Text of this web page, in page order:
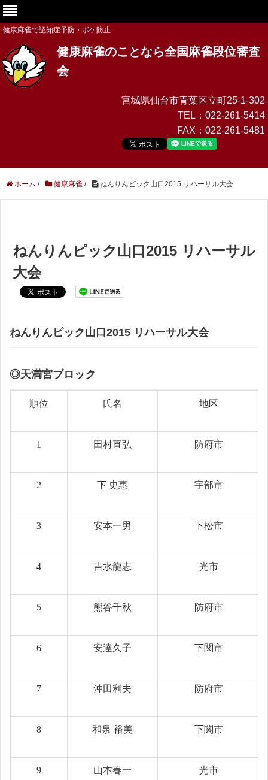
健康麻雀で認知症予防・ボケ防止
健康麻雀のことなら全国麻雀段位審査
会
宮城県仙台市青葉区立町25-1-302
TEL： 022-261-5414
FAX： 022-261-5481
ホーム / 健康麻雀 / ねんりんピック山口2015 リハーサル大会
ねんりんピック山口2015 リハーサル
大会
ねんりんピック山口2015 リハーサル大会
◎天満宮ブロック
順位 氏名 地区
1 田村直弘 防府市
2 下 史惠 宇部市
3 安本一男 下松市
4 吉水龍志 光市
5 熊谷千秋 防府市
6 安達久子 下関市
7 沖田利夫 防府市
8 和泉 裕美 下関市
9 山本春一 光市